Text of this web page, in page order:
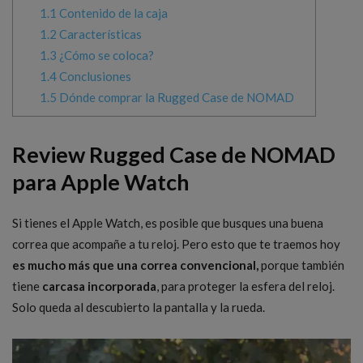
1.1 Contenido de la caja
1.2 Características
1.3 ¿Cómo se coloca?
1.4Conclusiones
1.5 Dónde comprar la Rugged Case de NOMAD
Review Rugged Case de NOMAD
para Apple Watch
Si tienes el Apple Watch, es posible que busques una buena
correa que acompañe a tu reloj. Pero esto que te traemos hoy
es mucho más que una correa convencional,porque también
tiene carcasa incorporada, para proteger la esfera del reloj.
Solo queda al descubierto la pantalla y la rueda.